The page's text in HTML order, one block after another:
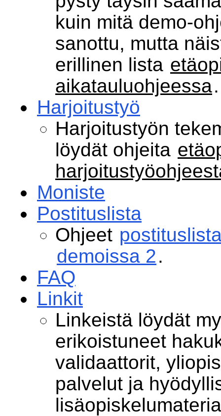
kuin mitä demo-
sanottu, mutta
erillinen lista
aikatauluohjeessa.
Harjoitustyö
Harjoitustyön
löydät ohjeita
Moniste
Postituslista
Ohjeet
demoissa 2.
FAQ
Linkit
Linkeistä löydät
erikoistuneet
validaattorit,
palvelut ja